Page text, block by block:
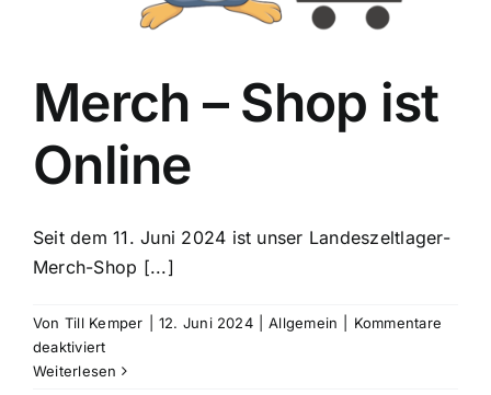
Merch – Shop ist
Online
Seit dem 11. Juni 2024 ist unser Landeszeltlager-
Merch-Shop [...]
Von Till Kemper 12. Juni 2024 Allgemein
Kommentare
deaktiviertfür
Merch
Weiterlesen